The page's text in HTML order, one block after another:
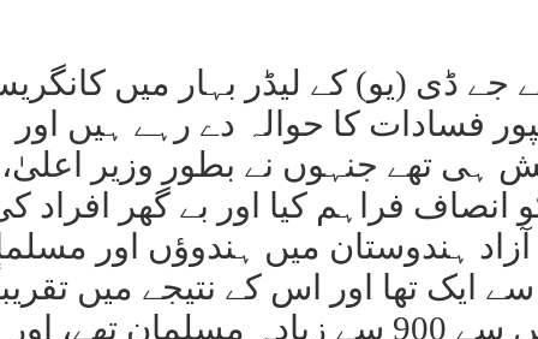
جے ڈی (یو) کے لیڈر بہار میں
1989 کے بھاگلپور فسادات کا حوالہ دے رہے ہیں اور
ہی تھے جنہوں نے بطور وزیر اعلیٰ،
فراہم کیا اور بے گھر افراد
آزاد ہندوستان میں ہندوؤں اور
ایک تھا اور اس کے نتیجے میں
ایک ہزار لوگ مارے گئے، جن میں سے 900 سے زیادہ مسلمان تھے، اور